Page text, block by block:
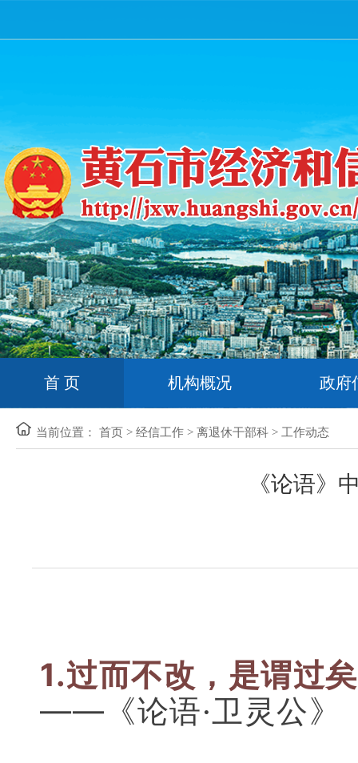
首 页 机构概况 政府
当前位置： 首页 > 经信工作 > 离退休干部科 > 工作动态
《论语》
1.过而不改，是谓过
——《论语·卫灵公》